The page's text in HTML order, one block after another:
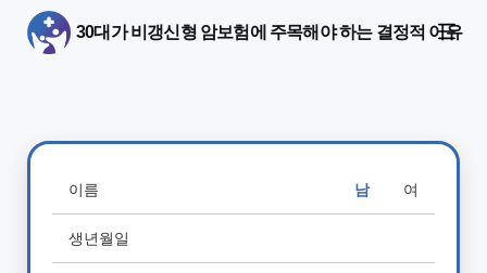
30대가 비갱신형 암보험에 주목해야 하는 결정적 이유
남 여